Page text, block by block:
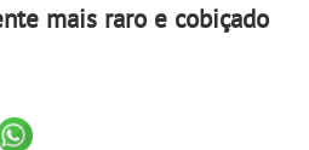
mais raro e cobiçado